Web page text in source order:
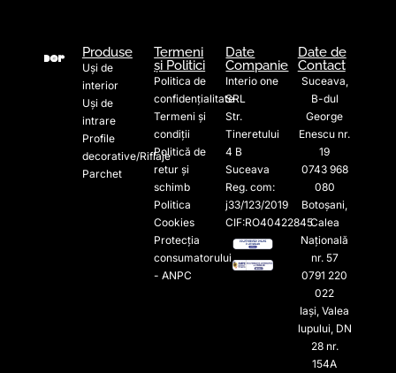
Produse
Uși de
interior
Uși de
intrare
Profile
decorative/Riflaje
Parchet
Termeni
și Politici
Politica de
confidențialitate
Termeni și
condiții
Politică de
retur și
schimb
Politica
Cookies
Protecția
consumatorului
- ANPC
Date
Companie
Interio one
SRL
Str.
Tineretului
4 B
Suceava
Reg. com:
j33/123/2019
CIF:RO40422845
Date de
Contact
Suceava,
B-dul
George
Enescu nr.
19
0743 968
080
Botoșani,
Calea
Națională
nr. 57
0791 220
022​
Iași, Valea
lupului, DN
28 nr.
154A